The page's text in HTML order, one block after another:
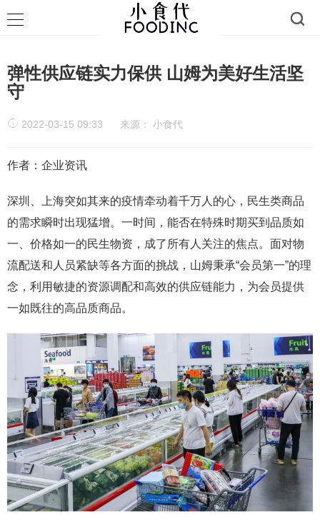
弹性供应链实力保供 山姆为美好生活坚
守
2022-03-15 09:33 来源： 小食代
作者：企业资讯
深圳、上海突如其来的疫情牵动着千万人的心，民生类商品
的需求瞬时出现猛增。一时间，能否在特殊时期买到品质如
一、价格如一的民生物资，成了所有人关注的焦点。面对物
流配送和人员紧缺等各方面的挑战，山姆秉承“会员第一”的理
念，利用敏捷的资源调配和高效的供应链能力，为会员提供
一如既往的高品质商品。